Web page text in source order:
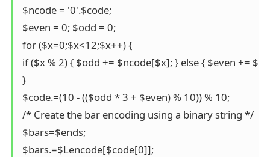
$ncode = '0'.$code;
$even = 0; $odd = 0;
for ($x=0;$x<12;$x++) {
if ($x % 2) { $odd += $ncode[$x]; } else { $even +=
}
$code.=(10 - (($odd * 3 + $even) % 10)) % 10;
/* Create the bar encoding using a binary string */
$bars=$ends;
$bars.=$Lencode[$code[0]];